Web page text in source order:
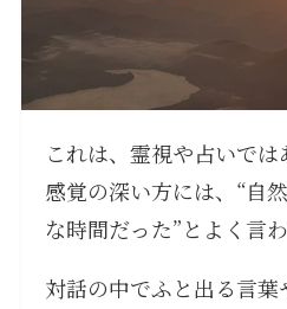
これは、霊視や占いでは
感覚の深い方には、“自
な時間だった”とよく言わ
対話の中でふと出る言